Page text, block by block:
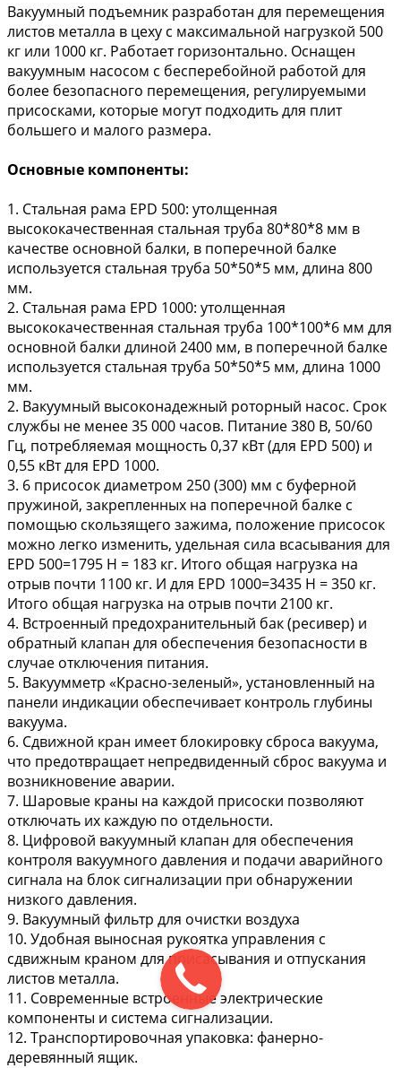
Вакуумный подъемник разработан для перемещения
листов металла в цеху с максимальной нагрузкой 500
кг или 1000 кг. Работает горизонтально. Оснащен
вакуумным насосом с бесперебойной работой для
более безопасного перемещения, регулируемыми
присосками, которые могут подходить для плит
большего и малого размера.
Основные компоненты:
1. Стальная рама EPD 500: утолщенная
высококачественная стальная труба 80*80*8 мм в
качестве основной балки, в поперечной балке
используется стальная труба 50*50*5 мм, длина 800
мм.
2. Стальная рама EPD 1000: утолщенная
высококачественная стальная труба 100*100*6 мм для
основной балки длиной 2400 мм, в поперечной балке
используется стальная труба 50*50*5 мм, длина 1000
мм.
2. Вакуумный высоконадежный роторный насос. Срок
службы не менее 35 000 часов. Питание 380 В, 50/60
Гц, потребляемая мощность 0,37 кВт (для EPD 500) и
0,55 кВт для EPD 1000.
3. 6 присосок диаметром 250 (300) мм с буферной
пружиной, закрепленных на поперечной балке с
помощью скользящего зажима, положение присосок
можно легко изменить, удельная сила всасывания для
EPD 500=1795 Н = 183 кг. Итого общая нагрузка на
отрыв почти 1100 кг. И для EPD 1000=3435 Н = 350 кг.
Итого общая нагрузка на отрыв почти 2100 кг.
4. Встроенный предохранительный бак (ресивер) и
обратный клапан для обеспечения безопасности в
случае отключения питания.
5. Вакуумметр «Красно-зеленый», установленный на
панели индикации обеспечивает контроль глубины
вакуума.
6. Сдвижной кран имеет блокировку сброса вакуума,
что предотвращает непредвиденный сброс вакуума и
возникновение аварии.
7. Шаровые краны на каждой присоски позволяют
отключать их каждую по отдельности.
8. Цифровой вакуумный клапан для обеспечения
контроля вакуумного давления и подачи аварийного
сигнала на блок сигнализации при обнаружении
низкого давления.
9. Вакуумный фильтр для очистки воздуха
10. Удобная выносная рукоятка управления с
сдвижным краном для присасывания и отпускания
листов металла.
11. Современные встроенные электрические
компоненты и система сигнализации.
12. Транспортировочная упаковка: фанерно-
деревянный ящик.